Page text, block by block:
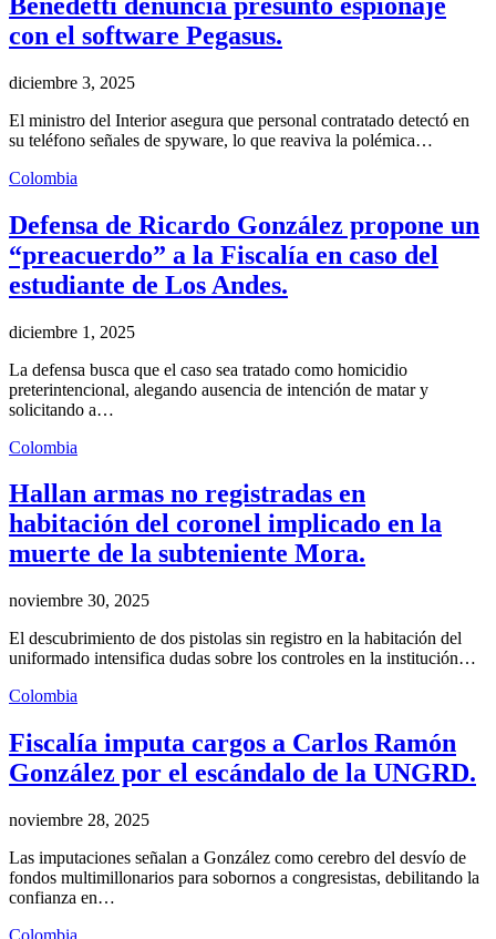
con el software Pegasus.
diciembre 3, 2025
El ministro del Interior asegura que personal contratado detectó en
su teléfono señales de spyware, lo que reaviva la polémica…
Colombia
Defensa de Ricardo González propone un
“preacuerdo” a la Fiscalía en caso del
estudiante de Los Andes.
diciembre 1, 2025
La defensa busca que el caso sea tratado como homicidio
preterintencional, alegando ausencia de intención de matar y
solicitando a…
Colombia
Hallan armas no registradas en
habitación del coronel implicado en la
muerte de la subteniente Mora.
noviembre 30, 2025
El descubrimiento de dos pistolas sin registro en la habitación del
uniformado intensifica dudas sobre los controles en la institución…
Colombia
Fiscalía imputa cargos a Carlos Ramón
González por el escándalo de la UNGRD.
noviembre 28, 2025
Las imputaciones señalan a González como cerebro del desvío de
fondos multimillonarios para sobornos a congresistas, debilitando la
confianza en…